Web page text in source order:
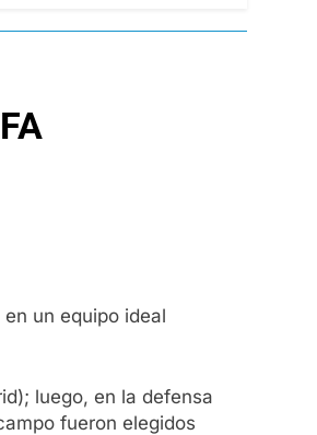
un equipo ideal
luego, en la defensa
fueron elegidos